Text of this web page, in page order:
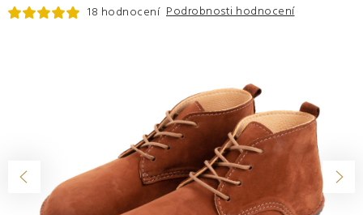
O nás Hodnocení obchodu
Moje objednávka
18 hodnocení Podrobnosti hodnocení